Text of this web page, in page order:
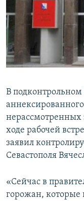
ПОБЕДИТЕЛЕЙ НЕ
УКРАИНСКАЯ
ПРИСОЕДИНЯЙТЕСЬ!
В
нерассмотренных
ходе рабочей
заявил
Севастополя
«Сейчас в
горожан, которые